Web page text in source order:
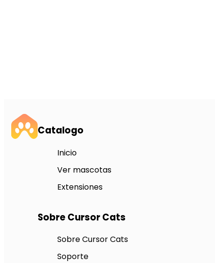
Catalogo
Inicio
Ver mascotas
Extensiones
Sobre Cursor Cats
Sobre Cursor Cats
Soporte